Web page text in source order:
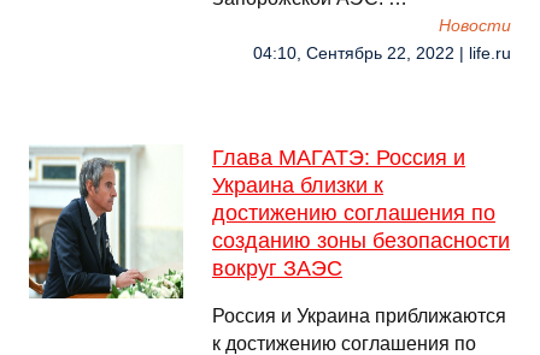
Новости
04:10, Сентябрь 22, 2022 | life.ru
Глава МАГАТЭ: Россия и
Украина близки к
достижению соглашения по
созданию зоны безопасности
вокруг ЗАЭС
Россия и Украина приближаются
к достижению соглашения по